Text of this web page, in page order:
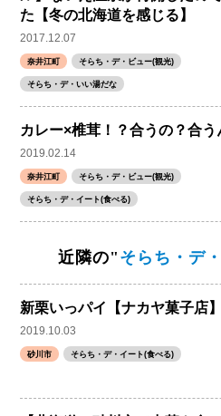
た【冬の北海道を感じる】
2017.12.07
奈井江町 そらち・デ・ビュー(観光)
そらち・デ・いい湯だな
カレー×椎茸！？合うの？合う
2019.02.14
奈井江町 そらち・デ・ビュー(観光)
そらち・デ・イート(食べる)
近隣の" そらち・デ
新栗いっパイ【ナカヤ菓子店】
2019.10.03
砂川市 そらち・デ・イート(食べる)